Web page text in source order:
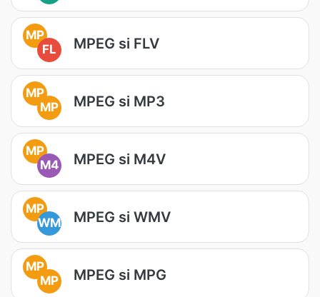
MP
FL
MPEG si FLV
MP
MP
MPEG si MP3
MP
M4
MPEG si M4V
MP
WM
MPEG si WMV
MP
MP
MPEG si MPG